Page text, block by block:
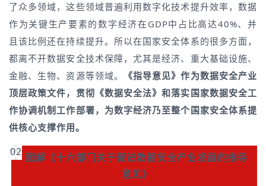
了众多领域，这些领域普遍利用数字化技术提升效率，数据
作为关键生产要素的数字经济在GDP中占比高达40%、并
且该比例还在持续提升。所以在国家安全体系的很多方面，
都离不开数据安全技术保障，尤其是经济、重大基础设施、
金融、生物、资源等领域。
《指导意见》作为数据安全产业
顶层政策文件，贯彻《数据安全法》和落实国家数据安全工
作协调机制工作部署，为数字经济乃至整个国家安全体系提
供核心支撑作用。
02 图解《十六部门关于促进数据安全产业发展的指导
意见》